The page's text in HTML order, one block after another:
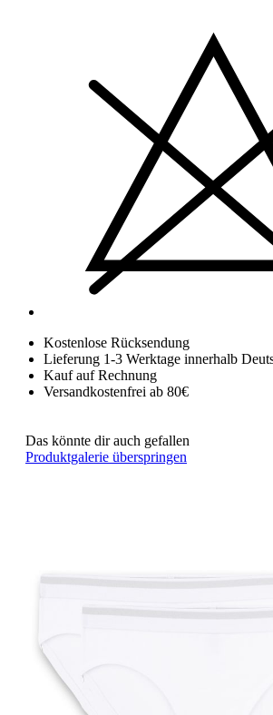
Kostenlose Rücksendung
Lieferung 1-3 Werktage innerhalb
Kauf auf Rechnung
Versandkostenfrei ab 80€
Das könnte dir auch gefallen
Produktgalerie überspringen